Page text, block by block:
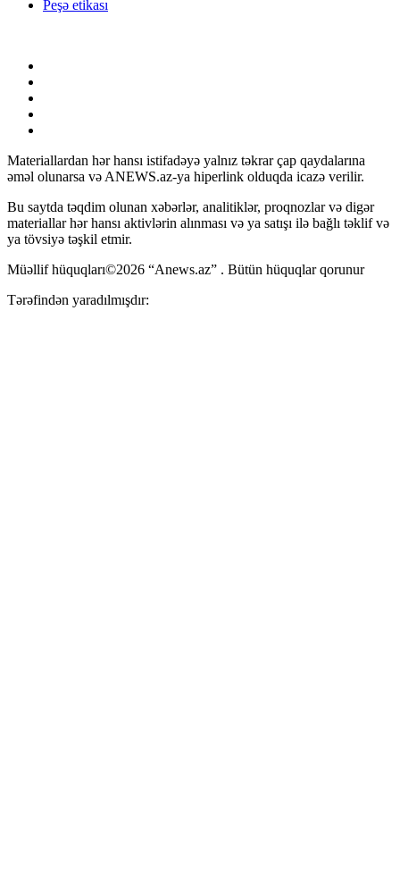
Peşə etikası
Materiallardan hər hansı istifadəyə yalnız təkrar çap qaydalarına
əməl olunarsa və ANEWS.az-ya hiperlink olduqda icazə verilir.
Bu saytda təqdim olunan xəbərlər, analitiklər, proqnozlar və digər
materiallar hər hansı aktivlərin alınması və ya satışı ilə bağlı təklif və
ya tövsiyə təşkil etmir.
Müəllif hüquqları©2026 “Anews.az” . Bütün hüquqlar qorunur
Tərəfindən yaradılmışdır: